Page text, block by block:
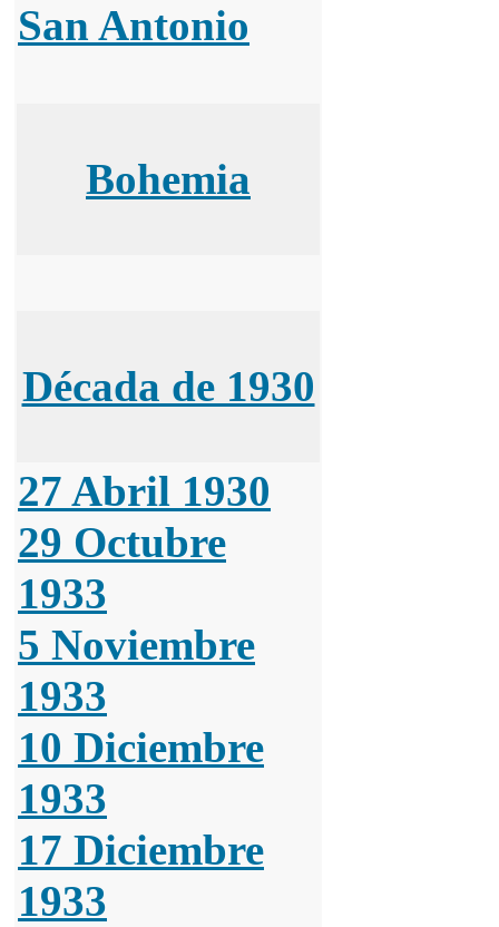
San Antonio
Bohemia
Década de 1930
27 Abril 1930
29 Octubre
1933
5 Noviembre
1933
10 Diciembre
1933
17 Diciembre
1933